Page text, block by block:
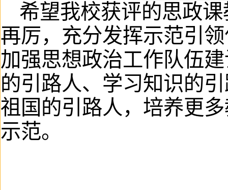
希望我校获评的思政
再厉，充分发挥示范引
加强思想政治工作队伍
的引路人、学习知识的
祖国的引路人，培养更
示范。